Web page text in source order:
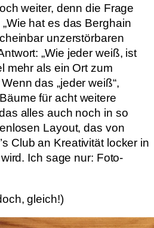
weiter, denn die Frage
hat es das Berghain
unzerstörbaren
„Wie jeder weiß, ist
mehr als ein Ort zum
das „jeder weiß“,
für acht weitere
alles auch noch in so
Layout, das von
Club an Kreativität locker in
Ich sage nur: Foto-
gleich!)